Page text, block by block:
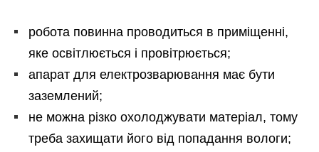
робота повинна проводиться в приміщенні,
яке освітлюється і провітрюється;
апарат для електрозварювання має бути
заземлений;
не можна різко охолоджувати матеріал, тому
треба захищати його від попадання вологи;